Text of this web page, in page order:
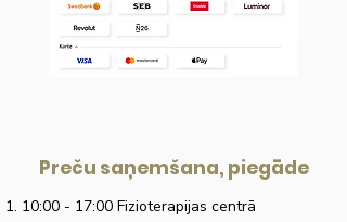
Preču saņemšana, piegāde
10:00 - 17:00 Fizioterapijas centrā